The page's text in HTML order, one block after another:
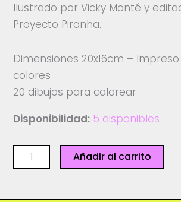
Ilustrado por Vicky Monté y
Proyecto Piranha.
Dimensiones 20x16cm –
colores
20 dibujos para colorear
Disponibilidad: 5 disponibles
Libro
para
Añadir al carrito